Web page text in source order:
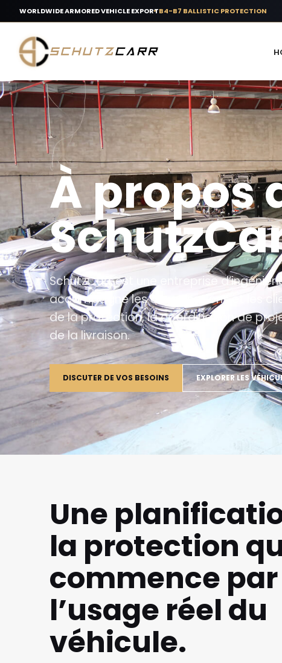
WORLDWIDE ARMORED VEHICLE EXPORTB4-B7 BALLISTIC PROTECTION
À propos
SchutzCarr est une entreprise
accompagne les organisations et les
de la protection, la coordination de
de la livraison.
DISCUTER DE VOS BESOINS EXPLORER LES
Une
la protection
commence par
l’usage réel du
véhicule.